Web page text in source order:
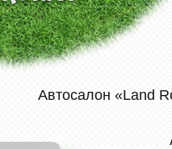
Автосалон «Land